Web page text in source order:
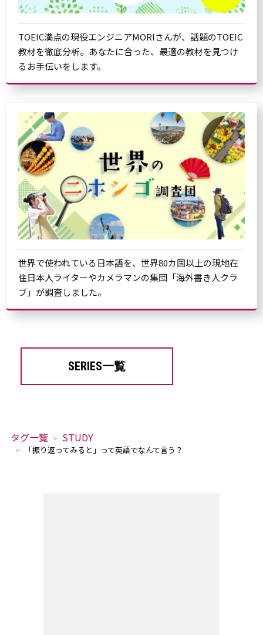
TOEIC満点の現役エンジニアMORIさんが、話題のTOEIC
教材を徹底分析。あなたに合った、最適の教材を見つけ
るお手伝いをします。
世界で使われている日本語を、世界80カ国以上の現地在
住日本人ライターやカメラマンの集団「海外書き人クラ
ブ」が調査しました。
SERIES一覧
タグ一覧 STUDY
「振り返ってみると」って英語でなんて言う？